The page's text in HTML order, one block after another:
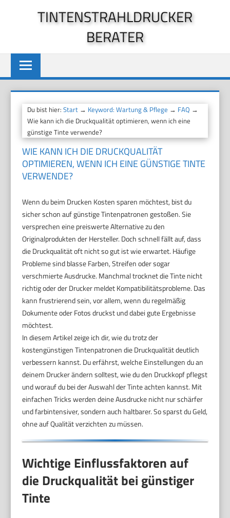
TINTENSTRAHLDRUCKER
BERATER
Du bist hier:Start → Keyword: Wartung & Pflege → FAQ →
Wie kann ich die Druckqualität optimieren, wenn ich eine
günstige Tinte verwende?
WIE KANN ICH DIE DRUCKQUALITÄT
OPTIMIEREN, WENN ICH EINE GÜNSTIGE TINTE
VERWENDE?
Wenn du beim Drucken Kosten sparen möchtest, bist du
sicher schon auf günstige Tintenpatronen gestoßen. Sie
versprechen eine preiswerte Alternative zu den
Originalprodukten der Hersteller. Doch schnell fällt auf, dass
die Druckqualität oft nicht so gut ist wie erwartet. Häufige
Probleme sind blasse Farben, Streifen oder sogar
verschmierte Ausdrucke. Manchmal trocknet die Tinte nicht
richtig oder der Drucker meldet Kompatibilitätsprobleme. Das
kann frustrierend sein, vor allem, wenn du regelmäßig
Dokumente oder Fotos druckst und dabei gute Ergebnisse
möchtest.
In diesem Artikel zeige ich dir, wie du trotz der
kostengünstigen Tintenpatronen die Druckqualität deutlich
verbessern kannst. Du erfährst, welche Einstellungen du an
deinem Drucker ändern solltest, wie du den Druckkopf pflegst
und worauf du bei der Auswahl der Tinte achten kannst. Mit
einfachen Tricks werden deine Ausdrucke nicht nur schärfer
und farbintensiver, sondern auch haltbarer. So sparst du Geld,
ohne auf Qualität verzichten zu müssen.
Wichtige Einflussfaktoren auf
die Druckqualität bei günstiger
Tinte